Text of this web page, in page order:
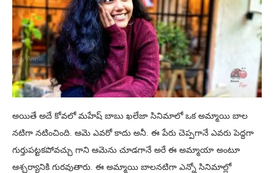
అయితే అదే కోవలో మహేష్ బాబు ఖలేజా సినిమాలో ఒక అమ్మాయి బాల
నటిగా నటించింది. ఆమె ఎవరో కాదు అనీ. ఈ పేరు చెప్పగానే ఎవరు పెద్దగా
గుర్తుపట్టకపోవచ్చు గాని ఆమెను చూడగానే అరే ఈ అమ్మాయా అంటూ
ఆశ్చర్యానికి గురవుతారు. ఈ అమ్మాయి బాలనటిగా ఎన్నో సినిమాల్లో